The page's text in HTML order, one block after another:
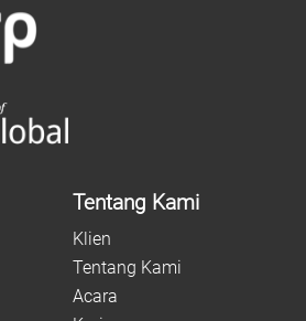
Tentang Kami
Klien
Tentang Kami
Acara